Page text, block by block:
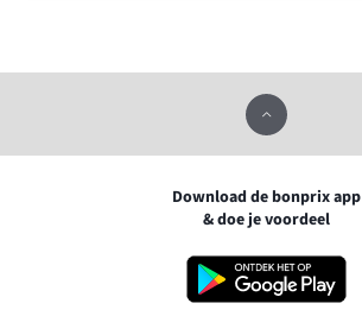
Download de bonprix app
& doe je voordeel